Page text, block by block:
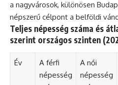
a nagyvárosok, különösen
népszerű célpont a belföldi
Teljes népesség száma és
szerint országos szinten
Év
A férfi
népesség
A női
népesség